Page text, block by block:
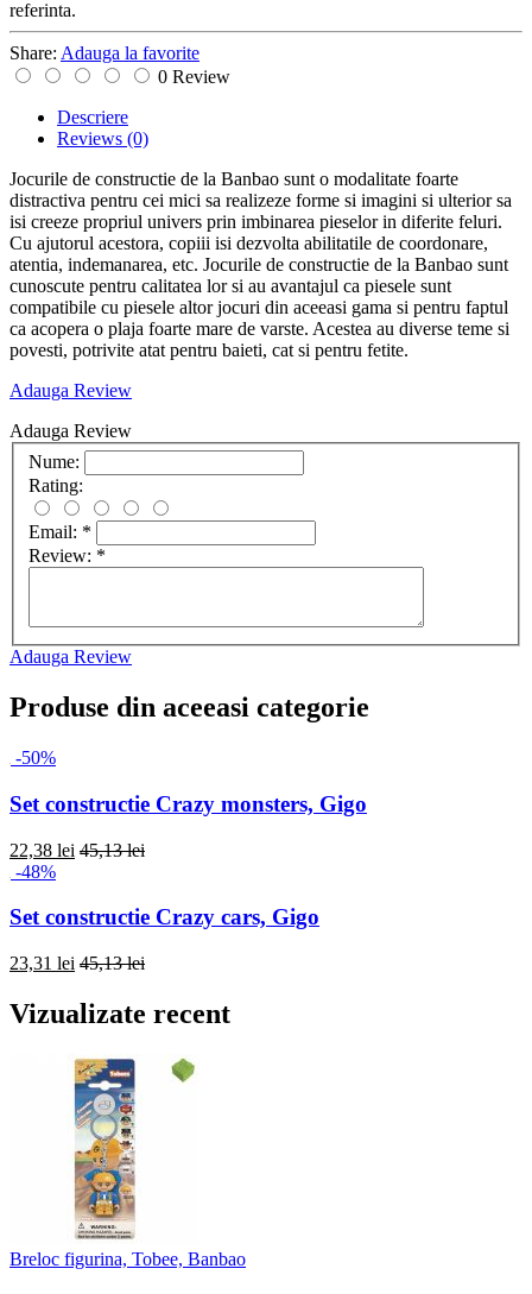
referinta.
Share: Adauga la favorite
0 Review
Descriere
Reviews (0)
Jocurile de constructie de la Banbao sunt o modalitate foarte
distractiva pentru cei mici sa realizeze forme si imagini si ulterior sa
isi creeze propriul univers prin imbinarea pieselor in diferite feluri.
Cu ajutorul acestora, copiii isi dezvolta abilitatile de coordonare,
atentia, indemanarea, etc. Jocurile de constructie de la Banbao sunt
cunoscute pentru calitatea lor si au avantajul ca piesele sunt
compatibile cu piesele altor jocuri din aceeasi gama si pentru faptul
ca acopera o plaja foarte mare de varste. Acestea au diverse teme si
povesti, potrivite atat pentru baieti, cat si pentru fetite.
Adauga Review
Adauga Review
Nume:
Rating:
Email: *
Review: *
Adauga Review
Produse din aceeasi categorie
-50%
Set constructie Crazy monsters, Gigo
22,38 lei 45,13 lei
-48%
Set constructie Crazy cars, Gigo
23,31 lei 45,13 lei
Vizualizate recent
Breloc figurina, Tobee, Banbao